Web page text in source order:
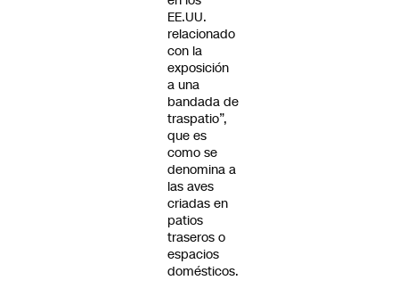
EE.UU.
relacionado
con la
exposición
a una
bandada de
traspatio”,
que es
como se
denomina a
las aves
criadas en
patios
traseros o
espacios
domésticos.